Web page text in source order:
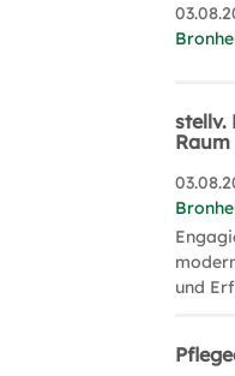
stellv.
Raum
und